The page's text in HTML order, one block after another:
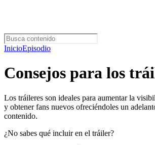
InicioEpisodio
Consejos para los
Los tráileres son ideales para aumentar la
y obtener fans nuevos ofreciéndoles un
contenido.
¿No sabes qué incluir en el tráiler?